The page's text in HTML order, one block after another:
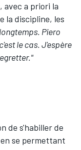
avec a priori la
la discipline, les
Piero
le cas. J'espère
de s'habiller de
se permettant